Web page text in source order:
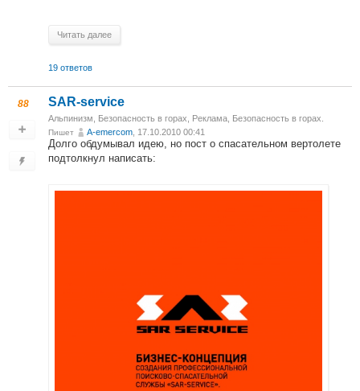
Читать далее
19 ответов
88 SAR-service
Альпинизм Безопасность в горах Реклама Безопасность в горах.
Пишет A-emercom , 17.10.2010 00:41
Долго обдумывал идею, но пост о спасательном вертолете
подтолкнул написать: